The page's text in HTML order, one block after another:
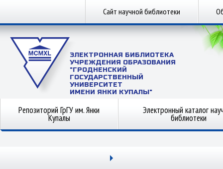
Сайт научной библиотеки
ЭЛЕКТРОННАЯ БИБЛИОТЕКА
УЧРЕЖДЕНИЯ ОБРАЗОВАНИЯ
"ГРОДНЕНСКИЙ
ГОСУДАРСТВЕННЫЙ
УНИВЕРСИТЕТ
ИМЕНИ ЯНКИ КУПАЛЫ"
Репозиторий ГрГУ им. Янки
Купалы
Электронный каталог
библиотеки